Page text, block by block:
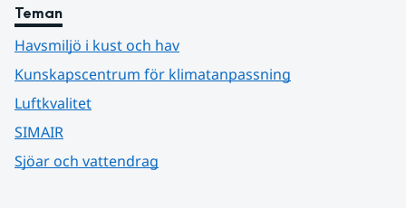
Teman
Havsmiljö i kust och hav
Kunskapscentrum för klimatanpassning
Luftkvalitet
SIMAIR
Sjöar och vattendrag